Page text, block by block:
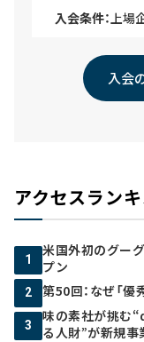
入会条件： 上場
入会
アクセスラン
1
米国外初のグー
プン
2 第50回：なぜ「
3
味の素社が挑む
る人財”が新規事